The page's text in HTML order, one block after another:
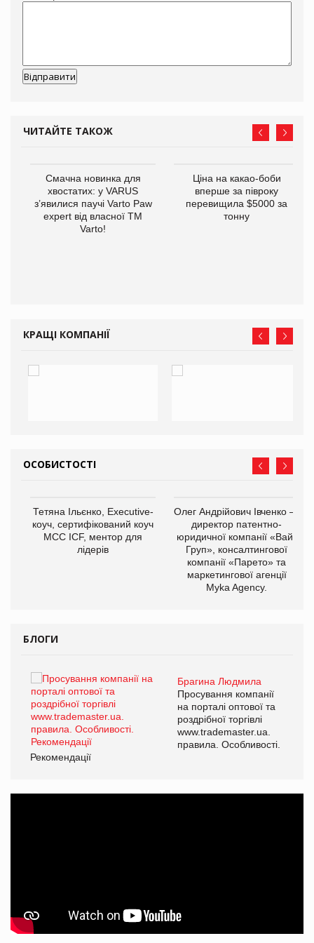
ЧИТАЙТЕ ТАКОЖ
Смачна новинка для
хвостатих: у VARUS
з’явилися паучі Varto Paw
expert від власної ТМ
Varto!
Ціна на какао-боби
вперше за півроку
перевищила $5000 за
тонну
КРАЩІ КОМПАНІЇ
ОСОБИСТОСТІ
Тетяна Ільєнко, Executive-
коуч, сертифікований коуч
МСС ICF, ментор для
лідерів
Олег Андрійович Івченко —
директор патентно-
юридичної компанії «Вайз
Груп», консалтингової
компанії «Парето» та
маркетингової агенції
Myka Agency.
БЛОГИ
Брагина Людмила
Просування компанії
на порталі оптової та
роздрібної торгівлі
www.trademaster.ua.
правила. Особливості.
Рекомендації